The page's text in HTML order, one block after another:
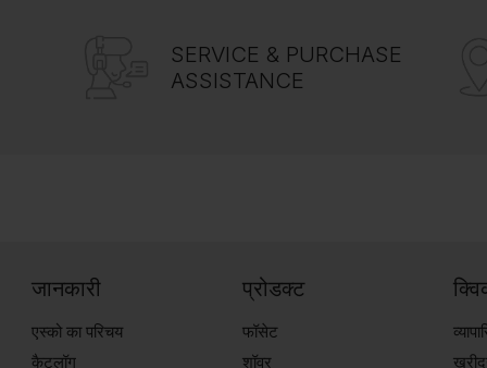
SERVICE & PURCHASE
ASSISTANCE
जानकारी
एस्को का परिचय
कैटलॉग
प्रोडक्ट
फॉसेट
शॉवर